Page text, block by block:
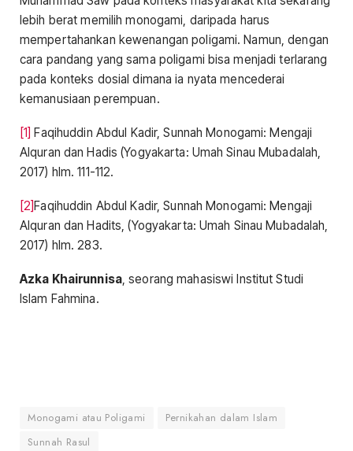
lebih berat memilih monogami, daripada harus
mempertahankan kewenangan poligami. Namun, dengan
cara pandang yang sama poligami bisa menjadi terlarang
pada konteks dosial dimana ia nyata mencederai
kemanusiaan perempuan.
[1] Faqihuddin Abdul Kadir, Sunnah Monogami: Mengaji
Alquran dan Hadis (Yogyakarta: Umah Sinau Mubadalah,
2017) hlm. 111-112.
[2]Faqihuddin Abdul Kadir, Sunnah Monogami: Mengaji
Alquran dan Hadits, (Yogyakarta: Umah Sinau Mubadalah,
2017) hlm. 283.
Azka Khairunnisa, seorang mahasiswi Institut Studi
Islam Fahmina.
Monogami atau Poligami
Pernikahan dalam Islam
Sunnah Rasul